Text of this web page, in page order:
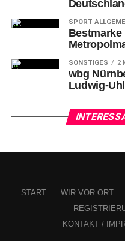
24-Nick Viergever (FÜ) ist
Tousart und Torwart 1-
SPORT
Bestmarke
SONSTIGES 2
wbg
Ludwig-
START WIR VOR ORT
KONTAKT /